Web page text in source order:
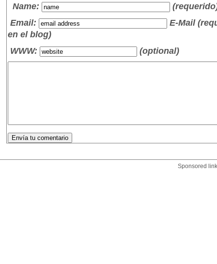
Name:
Email:
E-Mail
en el blog)
WWW:
(optional)
Sponsored